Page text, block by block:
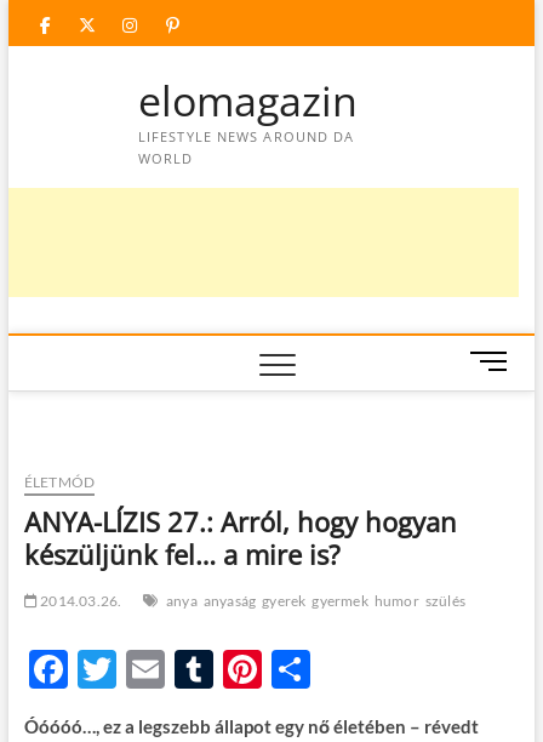
facebooktwitter
instagram
googleplus
pinterest
elomagazin
LIFESTYLE NEWS AROUND DA
WORLD
M
e
ÉLETMÓD
ANYA-LÍZIS 27.: Arról, hogy hogyan
készüljünk fel… a mire is?
2014.03.26. anya anyaság gyerek gyermek humor szülés
F
ac
T
w
E
m
T
u
Pi
nt
O
ss
Óóóóó…, ez a legszebb állapot egy nő életében – révedt